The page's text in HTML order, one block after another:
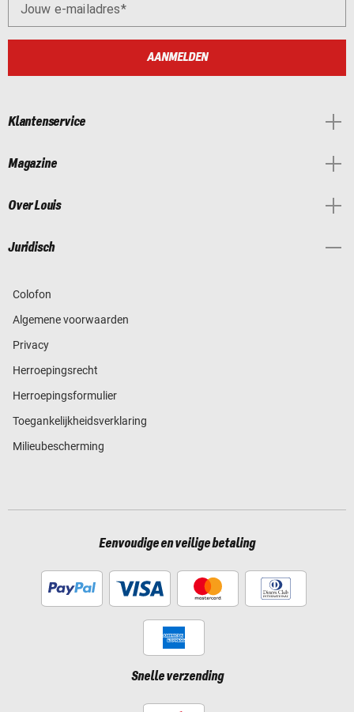
Jouw e-mailadres
AANMELDEN
Klantenservice
Magazine
Over Louis
Juridisch
Colofon
Algemene voorwaarden
Privacy
Herroepingsrecht
Herroepingsformulier
Toegankelijkheidsverklaring
Milieubescherming
Eenvoudige en veilige betaling
Snelle verzending